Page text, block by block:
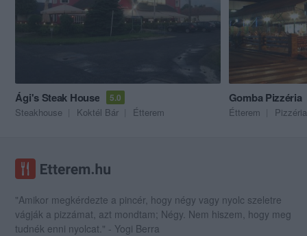
Ági's Steak House 5.0
Steakhouse Koktél Bár Étterem
Gomba Pizzéria
Étterem Pizzéria
"Amikor megkérdezte a pincér, hogy négy vagy nyolc szeletre
vágják a pizzámat, azt mondtam; Négy. Nem hiszem, hogy meg
tudnék enni nyolcat." - Yogi Berra